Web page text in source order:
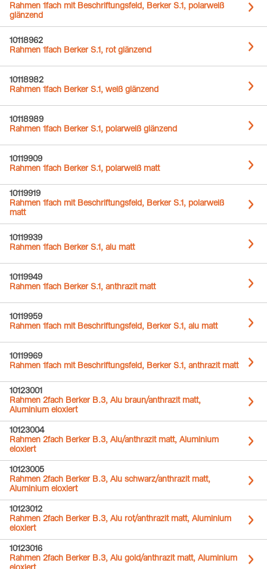
Rahmen 1fach mit Beschriftungsfeld, Berker S.1, polarweiß
glänzend
10118962
Rahmen 1fach Berker S.1, rot glänzend
10118982
Rahmen 1fach Berker S.1, weiß glänzend
10118989
Rahmen 1fach Berker S.1, polarweiß glänzend
10119909
Rahmen 1fach Berker S.1, polarweiß matt
10119919
Rahmen 1fach mit Beschriftungsfeld, Berker S.1, polarweiß
matt
10119939
Rahmen 1fach Berker S.1, alu matt
10119949
Rahmen 1fach Berker S.1, anthrazit matt
10119959
Rahmen 1fach mit Beschriftungsfeld, Berker S.1, alu matt
10119969
Rahmen 1fach mit Beschriftungsfeld, Berker S.1, anthrazit matt
10123001
Rahmen 2fach Berker B.3, Alu braun/anthrazit matt,
Aluminium eloxiert
10123004
Rahmen 2fach Berker B.3, Alu/anthrazit matt, Aluminium
eloxiert
10123005
Rahmen 2fach Berker B.3, Alu schwarz/anthrazit matt,
Aluminium eloxiert
10123012
Rahmen 2fach Berker B.3, Alu rot/anthrazit matt, Aluminium
eloxiert
10123016
Rahmen 2fach Berker B.3, Alu gold/anthrazit matt, Aluminium